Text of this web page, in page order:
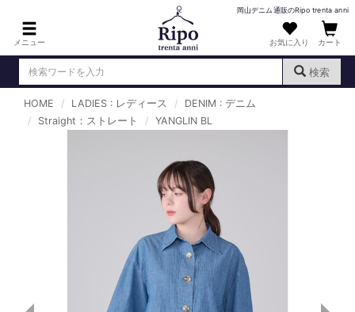
メニュー
岡山デニム通販のRipo trenta anni
お気に入り カート
検索
ログイン （新規会員登録 ）
TOPS : トップス
T-SHIRT : Tシャツ
KNIT : ニット
HOME LADIES : レディース
DENIM : デニム
Straight：ストレート
YANGLIN BL